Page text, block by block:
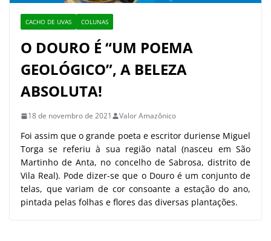
CACHO DE UVAS COLUNAS
O DOURO É “UM POEMA
GEOLÓGICO”, A BELEZA
ABSOLUTA!
18 de novembro de 2021 Valor Amazônico
Foi assim que o grande poeta e escritor duriense Miguel
Torga se referiu à sua região natal (nasceu em São
Martinho de Anta, no concelho de Sabrosa, distrito de
Vila Real). Pode dizer-se que o Douro é um conjunto de
telas, que variam de cor consoante a estação do ano,
pintada pelas folhas e flores das diversas plantações.